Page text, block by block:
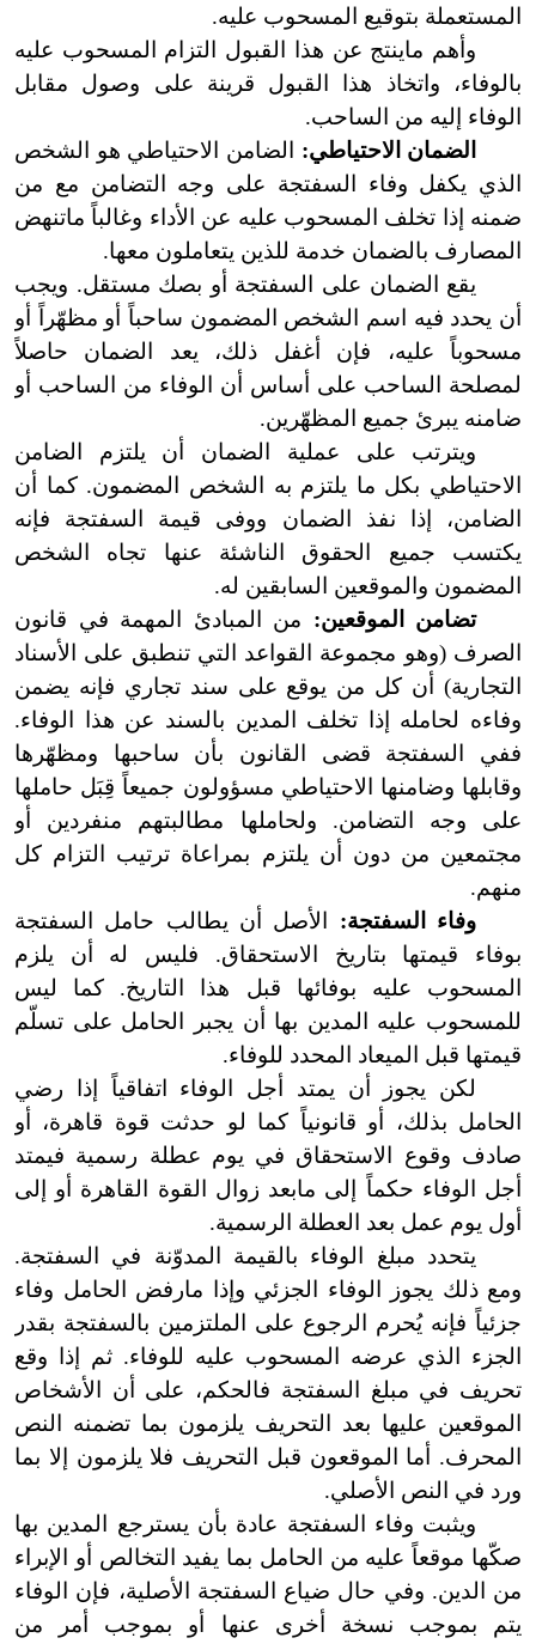
المستعملة بتوقيع المسحوب عليه.
وأهم ماينتج عن هذا القبول التزام المسحوب عليه
بالوفاء، واتخاذ هذا القبول قرينة على وصول مقابل
الوفاء إليه من الساحب.
الضمان الاحتياطي: الضامن الاحتياطي هو الشخص
الذي يكفل وفاء السفتجة على وجه التضامن مع من
ضمنه إذا تخلف المسحوب عليه عن الأداء وغالباً ماتنهض
المصارف بالضمان خدمة للذين يتعاملون معها.
يقع الضمان على السفتجة أو بصك مستقل. ويجب
أن يحدد فيه اسم الشخص المضمون ساحباً أو مظهّراً أو
مسحوباً عليه، فإن أغفل ذلك، يعد الضمان حاصلاً
لمصلحة الساحب على أساس أن الوفاء من الساحب أو
ضامنه يبرئ جميع المظهّرين.
ويترتب على عملية الضمان أن يلتزم الضامن
الاحتياطي بكل ما يلتزم به الشخص المضمون. كما أن
الضامن، إذا نفذ الضمان ووفى قيمة السفتجة فإنه
يكتسب جميع الحقوق الناشئة عنها تجاه الشخص
المضمون والموقعين السابقين له.
تضامن الموقعين: من المبادئ المهمة في قانون
الصرف (وهو مجموعة القواعد التي تنطبق على الأسناد
التجارية) أن كل من يوقع على سند تجاري فإنه يضمن
وفاءه لحامله إذا تخلف المدين بالسند عن هذا الوفاء.
ففي السفتجة قضى القانون بأن ساحبها ومظهّرها
وقابلها وضامنها الاحتياطي مسؤولون جميعاً قِبَل حاملها
على وجه التضامن. ولحاملها مطالبتهم منفردين أو
مجتمعين من دون أن يلتزم بمراعاة ترتيب التزام كل
منهم.
وفاء السفتجة: الأصل أن يطالب حامل السفتجة
بوفاء قيمتها بتاريخ الاستحقاق. فليس له أن يلزم
المسحوب عليه بوفائها قبل هذا التاريخ. كما ليس
للمسحوب عليه المدين بها أن يجبر الحامل على تسلّم
قيمتها قبل الميعاد المحدد للوفاء.
لكن يجوز أن يمتد أجل الوفاء اتفاقياً إذا رضي
الحامل بذلك، أو قانونياً كما لو حدثت قوة قاهرة، أو
صادف وقوع الاستحقاق في يوم عطلة رسمية فيمتد
أجل الوفاء حكماً إلى مابعد زوال القوة القاهرة أو إلى
أول يوم عمل بعد العطلة الرسمية.
يتحدد مبلغ الوفاء بالقيمة المدوّنة في السفتجة.
ومع ذلك يجوز الوفاء الجزئي وإذا مارفض الحامل وفاء
جزئياً فإنه يُحرم الرجوع على الملتزمين بالسفتجة بقدر
الجزء الذي عرضه المسحوب عليه للوفاء. ثم إذا وقع
تحريف في مبلغ السفتجة فالحكم، على أن الأشخاص
الموقعين عليها بعد التحريف يلزمون بما تضمنه النص
المحرف. أما الموقعون قبل التحريف فلا يلزمون إلا بما
ورد في النص الأصلي.
ويثبت وفاء السفتجة عادة بأن يسترجع المدين بها
صكّها موقعاً عليه من الحامل بما يفيد التخالص أو الإبراء
من الدين. وفي حال ضياع السفتجة الأصلية، فإن الوفاء
يتم بموجب نسخة أخرى عنها أو بموجب أمر من